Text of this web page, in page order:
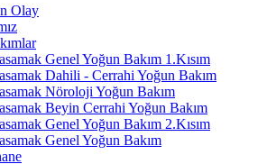
Olay
Genel Yoğun Bakım 1.Kısım
Dahili - Cerrahi Yoğun Bakım
Nöroloji Yoğun Bakım
Beyin Cerrahi Yoğun Bakım
Genel Yoğun Bakım 2.Kısım
Genel Yoğun Bakım